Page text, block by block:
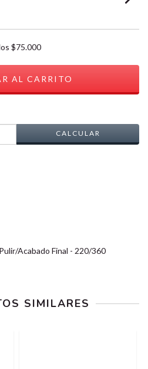
$75.000
CALCULAR
Acabado Final - 220/360
SIMILARES